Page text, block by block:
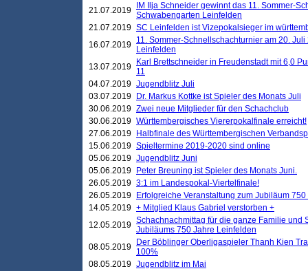
21.07.2019
IM Ilja Schneider gewinnt das 11. Sommer-
Schwabengarten Leinfelden
21.07.2019 SC Leinfelden ist Vizepokalsieger im
16.07.2019 11. Sommer-Schnellschachturnier am 20.
Leinfelden
13.07.2019
Karl Brettschneider in Freudenstadt mit 6,0
11
04.07.2019 Jugendblitz Juli
03.07.2019
Dr. Markus Kottke ist Spieler des Monats Juli
30.06.2019 Zwei neue Mitglieder für den Schachclub
30.06.2019 Württembergisches Viererpokalfinale erreicht!
27.06.2019
Halbfinale des Württembergischen
15.06.2019 Spieltermine 2019-2020 sind online
05.06.2019 Jugendblitz Juni
05.06.2019
Peter Breuning ist Spieler des Monats Juni.
26.05.2019 3:1 im Landespokal-Viertelfinale!
26.05.2019
Erfolgreiche Veranstaltung zum Jubiläum
14.05.2019 + Mitglied Klaus Gabriel verstorben +
12.05.2019 Schachnachmittag für die ganze Familie und
Jubiläums 750 Jahre Leinfelden
08.05.2019
Der Böblinger Oberligaspieler Thanh Kien
100%
08.05.2019 Jugendblitz im Mai